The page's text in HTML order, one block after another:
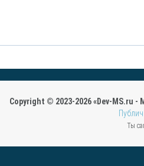
Copyright © 2023-2026 «Dev-MS.ru -
Ты